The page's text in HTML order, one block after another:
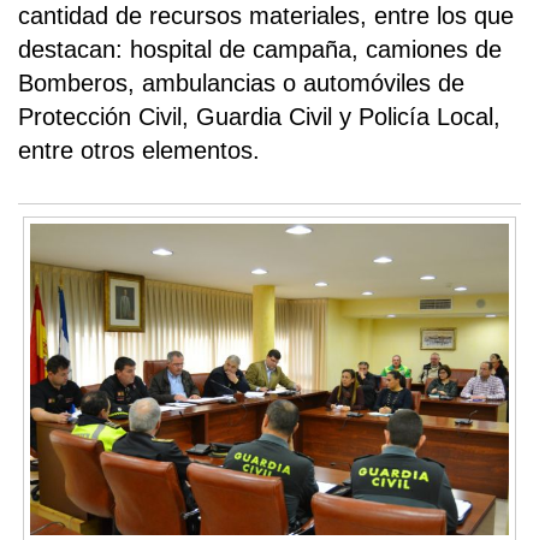
cantidad de recursos materiales, entre los que
destacan: hospital de campaña, camiones de
Bomberos, ambulancias o automóviles de
Protección Civil, Guardia Civil y Policía Local,
entre otros elementos.